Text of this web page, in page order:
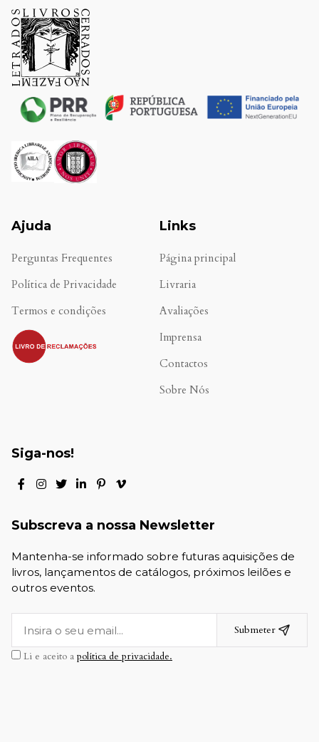
Ajuda
Perguntas Frequentes
Política de Privacidade
Termos e condições
.
Links
Página principal
Livraria
Avaliações
Imprensa
Contactos
Sobre Nós
Siga-nos!
Subscreva a nossa Newsletter
Mantenha-se informado sobre futuras aquisições de
livros, lançamentos de catálogos, próximos leilões e
outros eventos.
Submeter
Li e aceito a política de privacidade.